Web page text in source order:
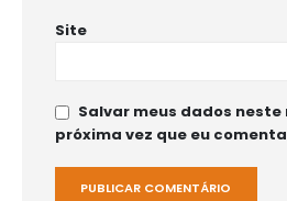
Site
Salvar meus dados
próxima vez que eu